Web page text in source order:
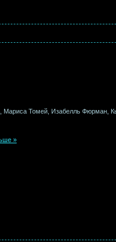
Томей, Изабелль Фюрман,
»